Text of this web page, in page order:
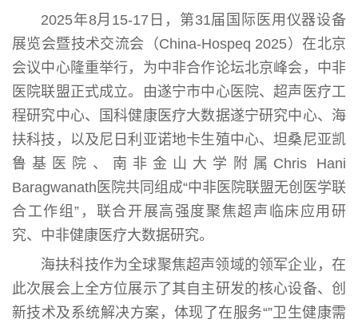
2025年8月15-17日，第31届国际医用仪器设备
展览会暨技术交流会（China-Hospeq 2025）在北京
会议中心隆重举行，为中非合作论坛北京峰会，中非
医院联盟正式成立。由遂宁市中心医院、超声医疗工
程研究中心、国科健康医疗大数据遂宁研究中心、海
扶科技，以及尼日利亚诺地卡生殖中心、坦桑尼亚凯
鲁基医院、南非金山大学附属Chris Hani
Baragwanath医院共同组成“中非医院联盟无创医学联
合工作组”，联合开展高强度聚焦超声临床应用研
究、中非健康医疗大数据研究。
海扶科技作为全球聚焦超声领域的领军企业，在
此次展会上全方位展示了其自主研发的核心设备、创
新技术及系统解决方案，体现了在服务“”卫生健康需